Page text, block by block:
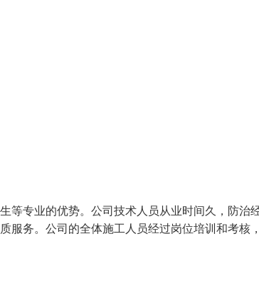
等专业的优势。公司技术人员从业时间久，防治
服务。公司的全体施工人员经过岗位培训和考核